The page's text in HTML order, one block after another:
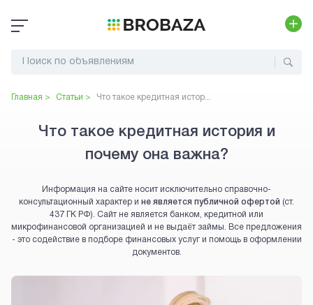
Главная > Статьи > Что такое кредитная истор...
Что такое кредитная история и
почему она важна?
Информация на сайте носит исключительно справочно-
консультационный характер и не является публичной офертой (ст.
437 ГК РФ). Сайт не является банком, кредитной или
микрофинансовой организацией и не выдаёт займы. Все предложения
- это содействие в подборе финансовых услуг и помощь в оформлении
документов.